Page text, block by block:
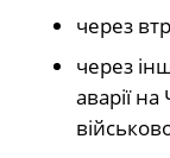
через
через
аварії